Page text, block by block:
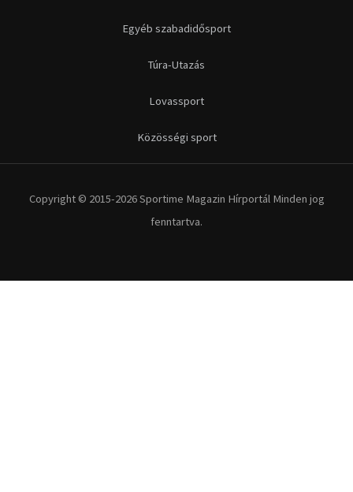
Egyéb szabadidősport
Túra-Utazás
Lovassport
Közösségi sport
Copyright © 2015-2026 Sportime Magazin Hírportál Minden jog
fenntartva.